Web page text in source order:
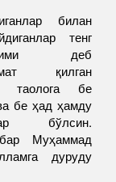
билан
тенг
деб
қилган
таолога бе
бе ҳад ҳамду
бўлсин.
Муҳаммад
дуруду